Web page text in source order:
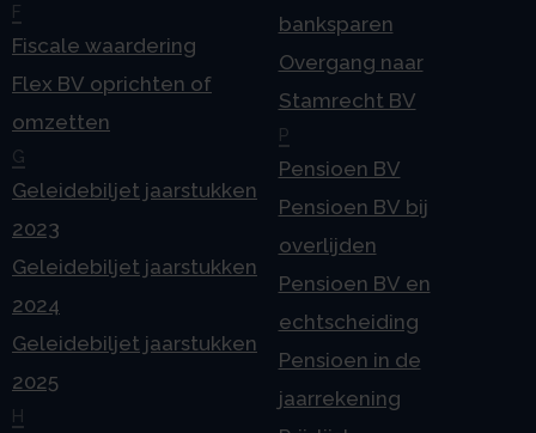
F
Fiscale waardering
Flex BV oprichten of
omzetten
G
Geleidebiljet jaarstukken
2023
Geleidebiljet jaarstukken
2024
Geleidebiljet jaarstukken
2025
H
banksparen
Overgang naar
Stamrecht BV
P
Pensioen BV
Pensioen BV bij
overlijden
Pensioen BV en
echtscheiding
Pensioen in de
jaarrekening